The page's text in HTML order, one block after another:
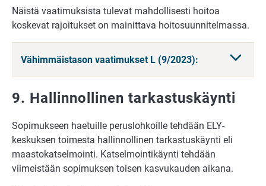
Näistä vaatimuksista tulevat mahdollisesti hoitoa
koskevat rajoitukset on mainittava hoitosuunnitelmassa.
Vähimmäistason vaatimukset L (9/2023):
9. Hallinnollinen tarkastuskäynti
Sopimukseen haetuille peruslohkoille tehdään ELY-
keskuksen toimesta hallinnollinen tarkastuskäynti eli
maastokatselmointi. Katselmointikäynti tehdään
viimeistään sopimuksen toisen kasvukauden aikana.